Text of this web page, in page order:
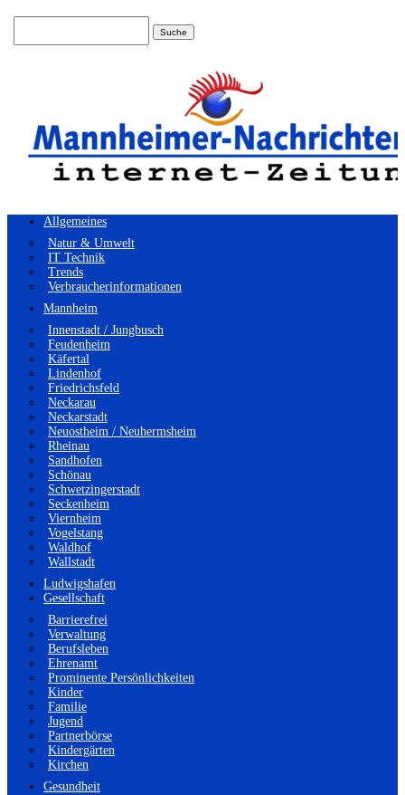
Allgemeines
Natur & Umwelt
IT Technik
Trends
Verbraucherinformationen
Mannheim
Innenstadt / Jungbusch
Feudenheim
Käfertal
Lindenhof
Friedrichsfeld
Neckarau
Neckarstadt
Neuostheim / Neuhermsheim
Rheinau
Sandhofen
Schönau
Schwetzingerstadt
Seckenheim
Viernheim
Vogelstang
Waldhof
Wallstadt
Ludwigshafen
Gesellschaft
Barrierefrei
Verwaltung
Berufsleben
Ehrenamt
Prominente Persönlichkeiten
Kinder
Familie
Jugend
Partnerbörse
Kindergärten
Kirchen
Gesundheit